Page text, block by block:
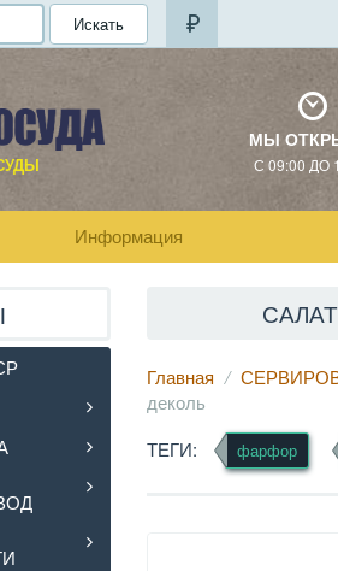
Искать
МЫ
С 09:00 ДО
Информация
Главная
деколь
ТЕГИ:
фарфор